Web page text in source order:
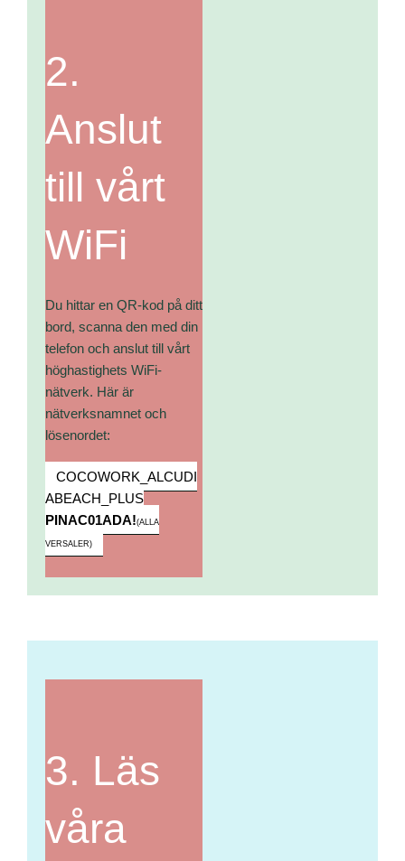
2.
Anslut
till vårt
WiFi
Du hittar en QR-kod på ditt
bord, scanna den med din
telefon och anslut till vårt
höghastighets WiFi-
nätverk. Här är
nätverksnamnet och
lösenordet:
COCOWORK_ALCUDI
ABEACH_PLUS
PINAC01ADA!(ALLA
VERSALER)
3. Läs
våra